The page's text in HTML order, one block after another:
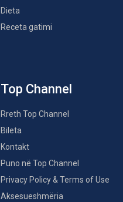
Dieta
Receta gatimi
Top Channel
Rreth Top Channel
Bileta
Kontakt
Puno në Top Channel
Privacy Policy & Terms of Use
Aksesueshmëria